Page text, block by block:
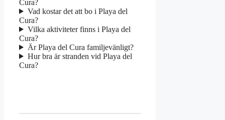
Cura?
Vad kostar det att bo i Playa del
Cura?
Vilka aktiviteter finns i Playa del
Cura?
Är Playa del Cura familjevänligt?
Hur bra är stranden vid Playa del
Cura?